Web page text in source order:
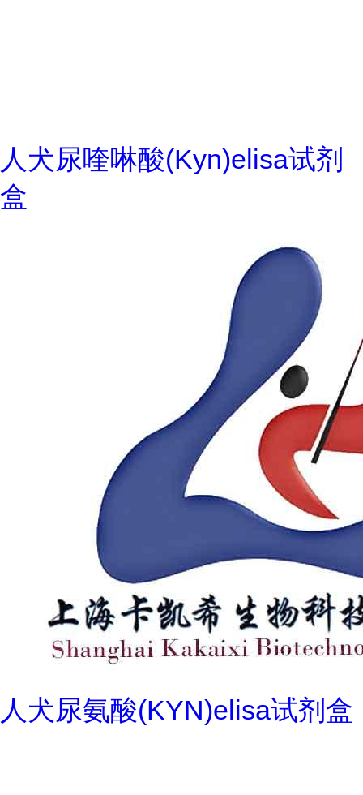
人犬尿喹啉酸(Kyn)elisa试剂
盒
人犬尿氨酸(KYN)elisa试剂盒